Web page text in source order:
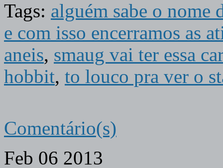
Tags: alguém sabe o nome
e com isso encerramos as
aneis, smaug vai ter essa
hobbit, to louco pra ver o
Comentário(s)
Feb 06 2013